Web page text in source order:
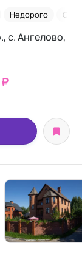
Недорого
с. Ангелово,